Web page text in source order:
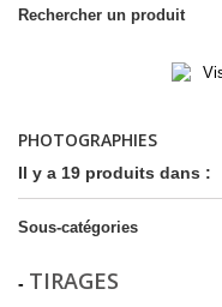
Rechercher un produit
PHOTOGRAPHIES
Il y a 19 produits dans :
Sous-catégories
- TIRAGES